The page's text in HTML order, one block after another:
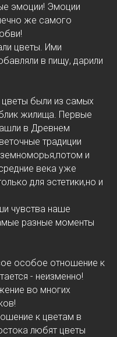
эмоции! Эмоции
же самого
цветы. Ими
в пищу, дарили
цветы были из самых
жилища. Первые
в Древнем
традиции
и
века уже
для эстетики,но и
чувства наше
разные моменты
особое отношение к
- неизменно!
во многих
к цветам в
любят цветы